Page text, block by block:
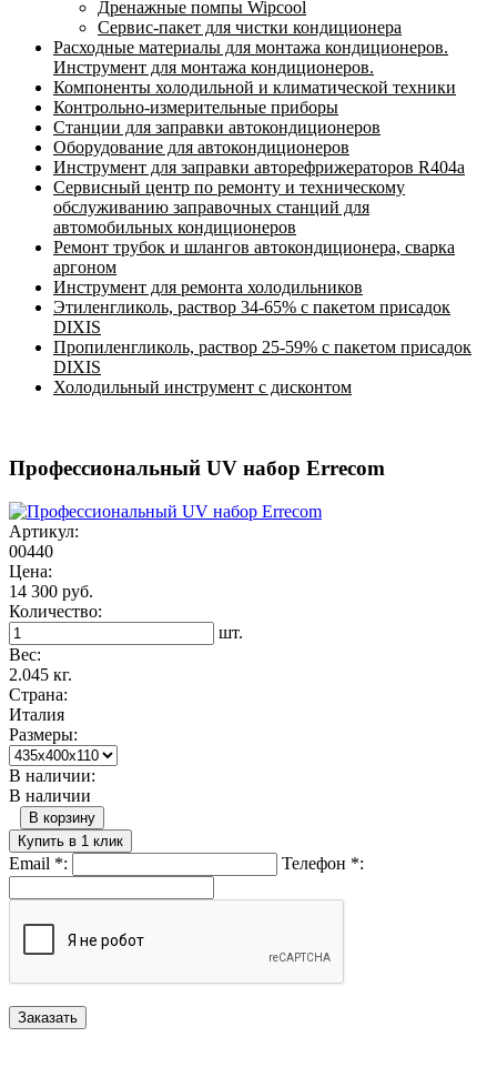
Дренажные помпы Wipcool
Сервис-пакет для чистки кондиционера
Расходные материалы для монтажа кондиционеров.
Инструмент для монтажа кондиционеров.
Компоненты холодильной и климатической техники
Контрольно-измерительные приборы
Станции для заправки автокондиционеров
Оборудование для автокондиционеров
Инструмент для заправки авторефрижераторов R404a
Сервисный центр по ремонту и техническому
обслуживанию заправочных станций для
автомобильных кондиционеров
Ремонт трубок и шлангов автокондиционера, сварка
аргоном
Инструмент для ремонта холодильников
Этиленгликоль, раствор 34-65% с пакетом присадок
DIXIS
Пропиленгликоль, раствор 25-59% с пакетом присадок
DIXIS
Холодильный инструмент с дисконтом
Профессиональный UV набор Errecom
Артикул:
00440
Цена:
14 300 руб.
Количество:
шт.
Вес:
2.045 кг.
Страна:
Италия
Размеры:
В наличии:
В наличии
В корзину
Купить в 1 клик
Email *: Телефон *: